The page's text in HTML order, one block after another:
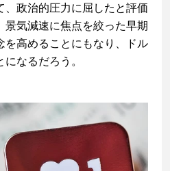
、政治的圧力に屈したと評価
景気減速に焦点を絞った早期
を高めることにもなり、ドル
なるだろう。